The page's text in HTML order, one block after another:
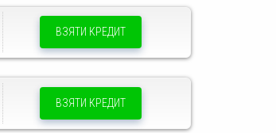
ВЗЯТИ КРЕДИТ
ВЗЯТИ КРЕДИТ